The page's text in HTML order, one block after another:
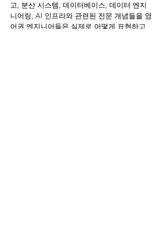
고, 분산 시스템, 데이터베이스, 데이터 엔지
니어링, AI 인프라와 관련된 전문 개념들을 영
어권 엔지니어들은 실제로 어떻게 표현하고